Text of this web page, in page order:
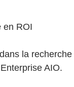
en ROI
la recherche
AIO.